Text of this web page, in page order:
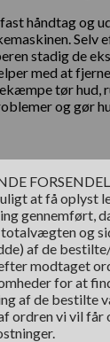
håndtag og
Selv
stadig de
med at
tør hud,
og gør
at få oplyst
gennemført,
og
af de
modtaget
for at
af de bestilte
ordren vi vil får